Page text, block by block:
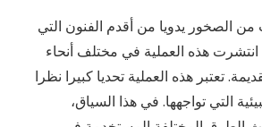
من الصخور يدويا من أقدم الفنون التي
هذه العملية في مختلف أنحاء
تعتبر هذه العملية تحديا كبيرا نظرا
التي تواجهها. في هذا السياق،